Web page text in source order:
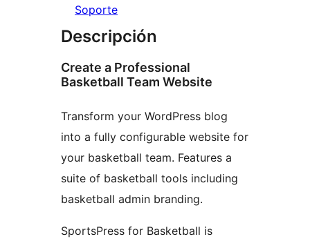
Soporte
Descripción
Create a Professional
Basketball Team Website
Transform your WordPress blog
into a fully configurable website for
your basketball team. Features a
suite of basketball tools including
basketball admin branding.
SportsPress for Basketball is